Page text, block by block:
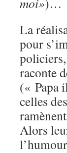
La
pour
raconte
(« Papa
celles
Alors